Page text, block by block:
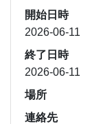
開始日時
2026-06-11
終了日時
2026-06-11
場所
連絡先